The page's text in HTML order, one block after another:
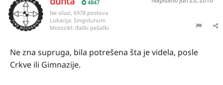
4847
Ne silazi, 6978 postova
Lokacija: Singidunum
Motocikl: đački pešački
Ne zna supruga, bila potrešena šta je videla, posle
Crkve ili Gimnazije.